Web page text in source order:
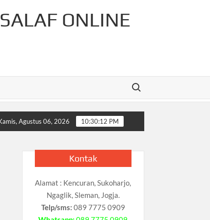
ONLINE
Search for:
Cahaya Tauhid Press
Agustus 06, 2026 10:30:13 PM
Kontak
Alamat : Kencuran, Sukoharjo,
Ngaglik, Sleman, Jogja.
Telp/sms: 089 7775 0909